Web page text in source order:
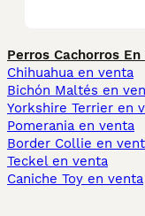
Perros Cachorros En
Chihuahua en venta
Bichón Maltés en
Yorkshire Terrier en
Pomerania en venta
Border Collie en
Teckel en venta
Caniche Toy en venta